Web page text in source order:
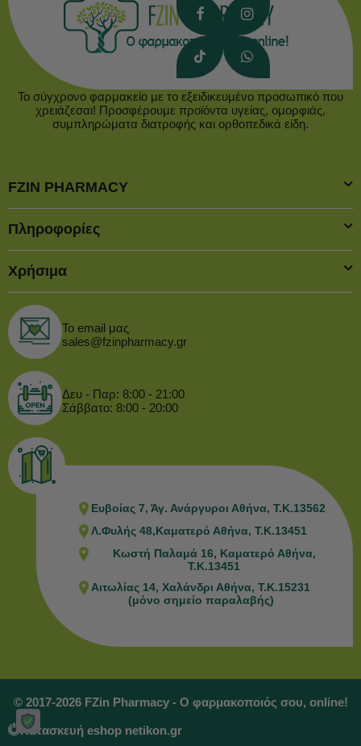
Το σύγχρονο φαρμακείο με το εξειδικευμένο προσωπικό που
χρειάζεσαι! Προσφέρουμε προϊόντα υγείας, ομορφιάς,
συμπληρώματα διατροφής και ορθοπεδικά είδη.
FZIN PHARMACY
Πληροφορίες
Χρήσιμα
Το email μας
sales@fzinpharmacy.gr
Δευ - Παρ: 8:00 - 21:00
Σάββατο: 8:00 - 20:00
Ευβοίας 7, Άγ. Ανάργυροι Αθήνα, Τ.Κ.13562
Λ.Φυλής 48,Καματερό Αθήνα, Τ.Κ.13451
Κωστή Παλαμά 16, Καματερό Αθήνα,
Τ.Κ.13451
Αιτωλίας 14, Χαλάνδρι Αθήνα, Τ.Κ.15231
(μόνο σημείο παραλαβής)
© 2017-2026 FZin Pharmacy - Ο φαρμακοποιός σου, online!
Κατασκευή eshop netikon.gr